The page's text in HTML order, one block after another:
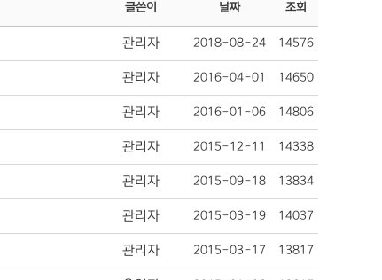
글쓴이 날짜 조회
관리자 2018-08-24 14576
관리자 2016-04-01 14650
관리자 2016-01-06 14806
관리자 2015-12-11 14338
관리자 2015-09-18 13834
관리자 2015-03-19 14037
관리자 2015-03-17 13817